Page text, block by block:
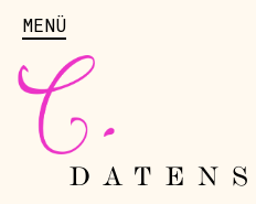
MENÜ